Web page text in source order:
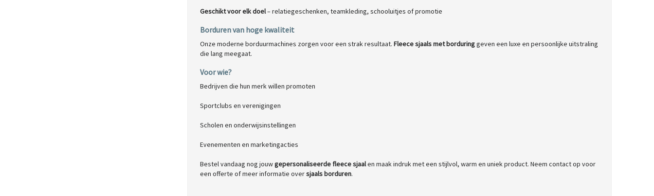
Geschikt voor elk doel– relatiegeschenken, teamkleding, schooluitjes of promotie
Borduren van hoge kwaliteit
Onze moderne borduurmachines zorgen voor een strak resultaat. Fleece sjaals met borduringgeven een luxe en persoonlijke uitstraling
die lang meegaat.
Voor wie?
Bedrijven die hun merk willen promoten
Sportclubs en verenigingen
Scholen en onderwijsinstellingen
Evenementen en marketingacties
Bestel vandaag nog jouwgepersonaliseerde fleece sjaalen maak indruk met een stijlvol, warm en uniek product. Neem contact op voor
een offerte of meer informatie oversjaals borduren.